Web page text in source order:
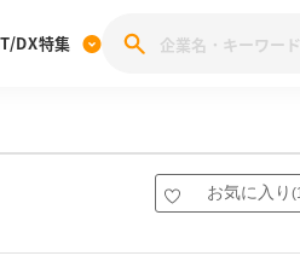
記投稿キャンペーン
DX特集
集 27卒 IT・DX企業特集 28卒
お気に入り (